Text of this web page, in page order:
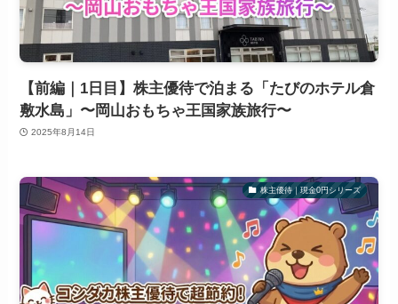
【前編｜1日目】株主優待で泊まる「たびのホテル倉
敷水島」〜岡山おもちゃ王国家族旅行〜
2025年8月14日
株主優待｜現金0円シリーズ